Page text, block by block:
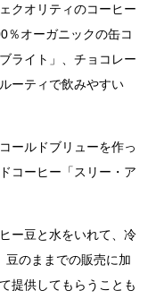
クオリティのコーヒー
％オーガニックの缶コ
ライト」、チョコレー
ーティで飲みやすい
ールドブリューを作っ
コーヒー「スリー・ア
ー豆と水をいれて、冷
豆のままでの販売に加
提供してもらうことも